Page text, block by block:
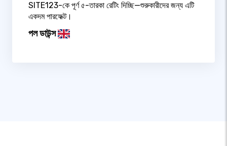
SITE123-কে পূর্ণ ৫-তারকা রেটিং দিচ্ছি—শুরুকারীদের জন্য এটি
একদম পারফেক্ট।
পল ডাউন্স